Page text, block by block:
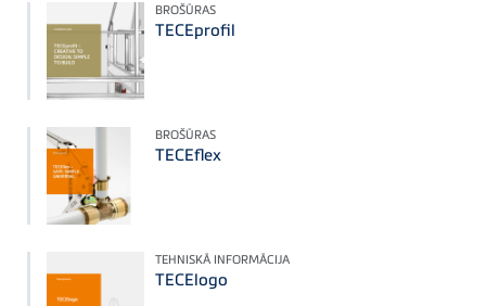
BROŠŪRAS
TECEprofil
BROŠŪRAS
TECEflex
TEHNISKĀ INFORMĀCIJA
TECElogo